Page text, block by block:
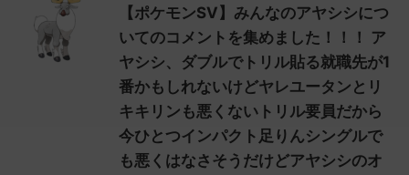
【ポケモンSV】みんなのアヤシシにつ
いてのコメントを集めました！！！ ア
ヤシシ、ダブルでトリル貼る就職先が1
番かもしれないけどヤレユータンとリ
キキリンも悪くないトリル要員だから
今ひとつインパクト足りんシングルで
も悪くはなさそうだけどアヤシシのオ